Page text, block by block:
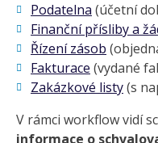
Podatelna (účetní
Finanční přísliby a
Řízení zásob
Fakturace (vydané
Zakázkové listy(s
V rámci workflow vidí
informace o